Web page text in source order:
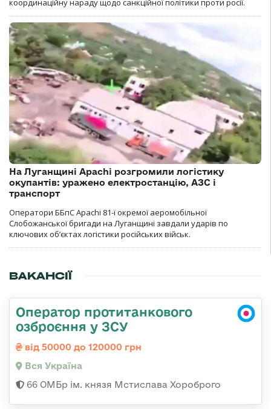
На Луганщині Apachi розгромили логістику
окупантів: уражено електростанцію, АЗС і
транспорт
Оператори ББпС Apachi 81-ї окремої аеромобільної
Слобожанської бригади на Луганщині завдали ударів по
ключових об’єктах логістики російських військ.
ВАКАНСІЇ
Оператор протитанкового
озброєння у ЗСУ
від 50000 до 120000 грн
Вся Україна
66 ОМБр ім. князя Мстислава Хороброго